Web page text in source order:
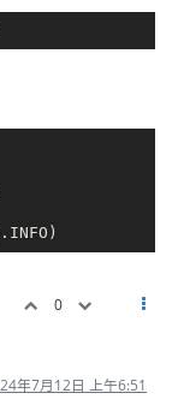
0
年7月12日 上午6:51